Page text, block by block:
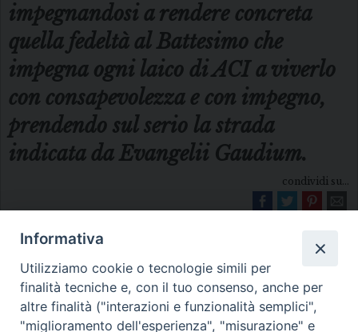
impegnandosi a rendere concreta
quella fedeltà al Battesimo che
impegna ogni laico di ACI a viverlo
con consapevolezza e con impegno,
prendendo sul serio la strada
indicata da Evangelii Gaudium.
condividi su...
Informativa
Utilizziamo cookie o tecnologie simili per
finalità tecniche e, con il tuo consenso, anche per
altre finalità ("interazioni e funzionalità semplici",
"miglioramento dell'esperienza", "misurazione" e